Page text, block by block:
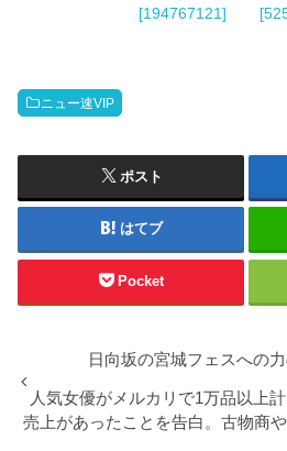
[194767121]
ニュー速VIP
ポスト
はてブ
Pocket
日向坂の宮城フェスへの
人気女優がメルカリで1万品以上
売上があったことを告白。古物商